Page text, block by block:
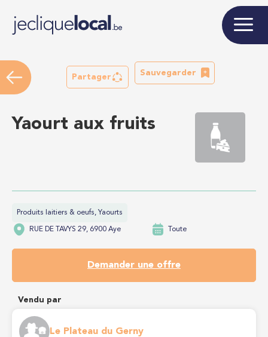
Partager
Sauvegarder
Yaourt aux fruits
Produits laitiers & oeufs, Yaourts
RUE DE TAVYS 29, 6900 Aye Toute
Demander une offre
Vendu par
Le Plateau du Gerny